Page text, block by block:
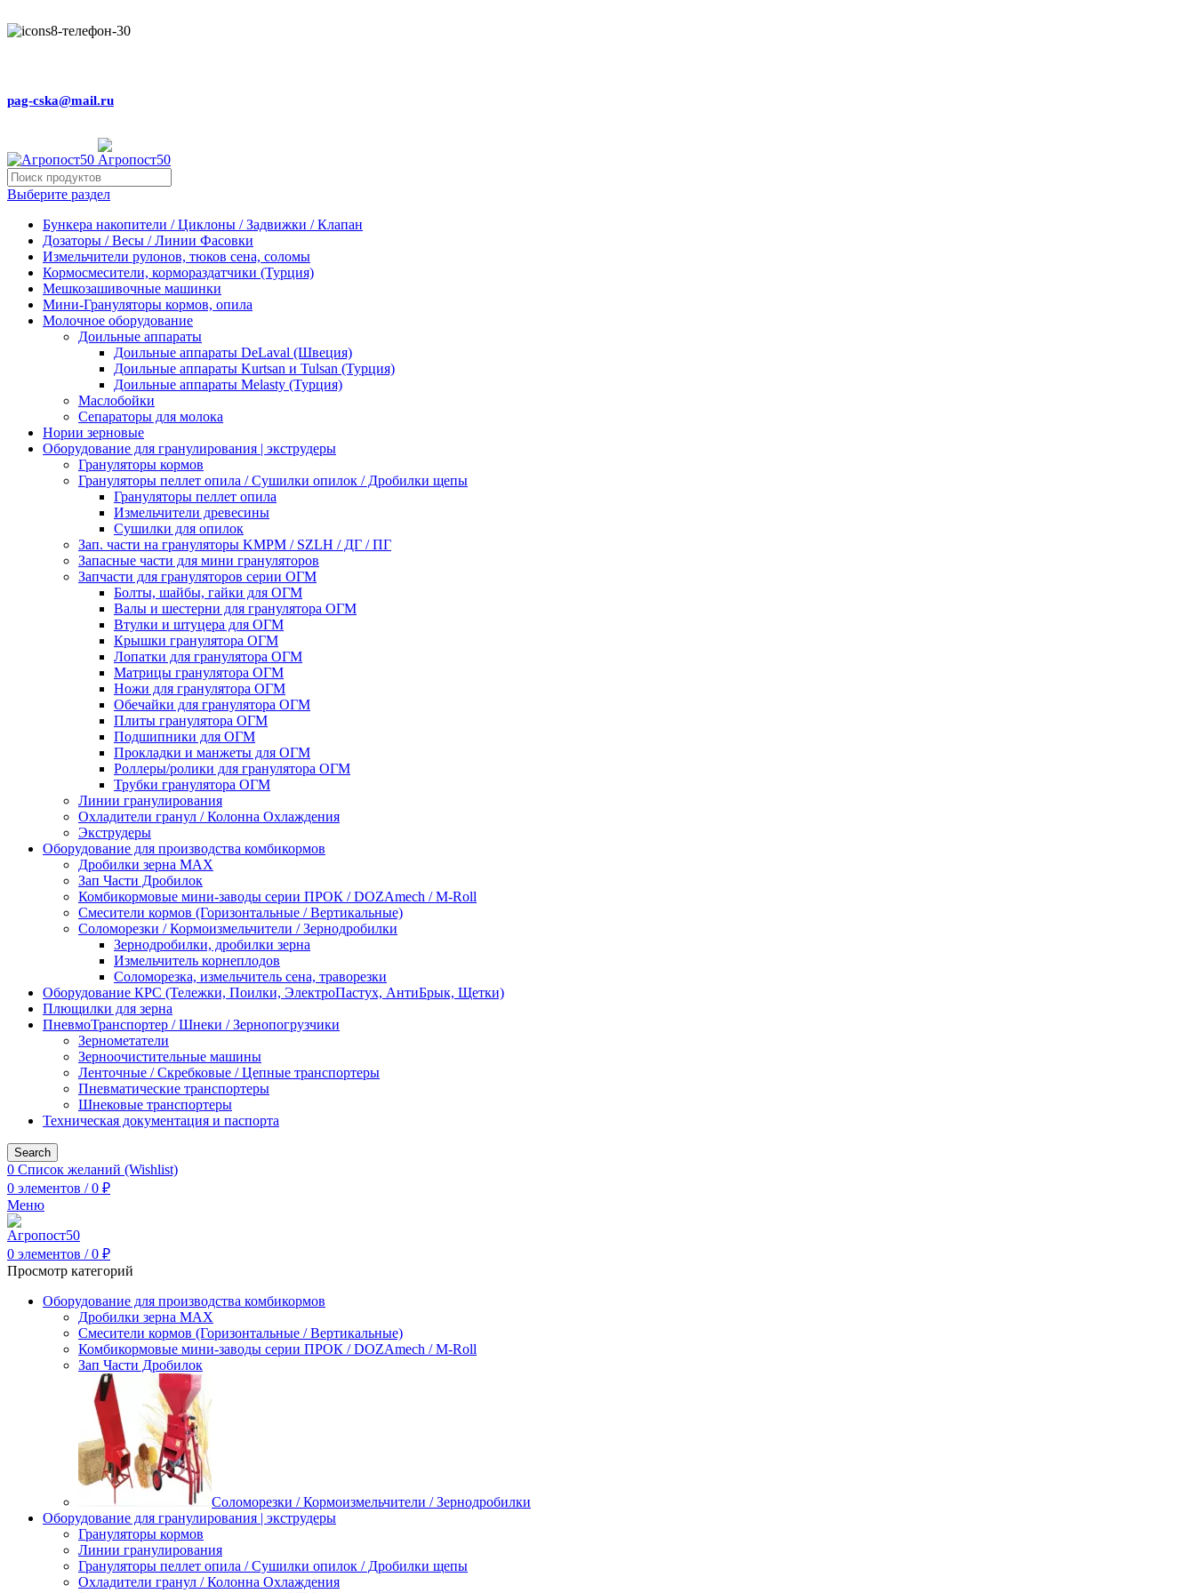
pag-cska@mail.ru
Выберите раздел
Бункера накопители / Циклоны / Задвижки / Клапан
Дозаторы / Весы / Линии Фасовки
Измельчители рулонов, тюков сена, соломы
Кормосмесители, кормораздатчики (Турция)
Мешкозашивочные машинки
Мини-Грануляторы кормов, опила
Молочное оборудование
Доильные аппараты
Доильные аппараты DeLaval (Швеция)
Доильные аппараты Kurtsan и Tulsan (Турция)
Доильные аппараты Melasty (Турция)
Маслобойки
Сепараторы для молока
Нории зерновые
Оборудование для гранулирования | экструдеры
Грануляторы кормов
Грануляторы пеллет опила / Сушилки опилок / Дробилки щепы
Грануляторы пеллет опила
Измельчители древесины
Сушилки для опилок
Зап. части на грануляторы KMPM / SZLH / ДГ / ПГ
Запасные части для мини грануляторов
Запчасти для грануляторов серии ОГМ
Болты, шайбы, гайки для ОГМ
Валы и шестерни для гранулятора ОГМ
Втулки и штуцера для ОГМ
Крышки гранулятора ОГМ
Лопатки для гранулятора ОГМ
Матрицы гранулятора ОГМ
Ножи для гранулятора ОГМ
Обечайки для гранулятора ОГМ
Плиты гранулятора ОГМ
Подшипники для ОГМ
Прокладки и манжеты для ОГМ
Роллеры/ролики для гранулятора ОГМ
Трубки гранулятора ОГМ
Линии гранулирования
Охладители гранул / Колонна Охлаждения
Экструдеры
Оборудование для производства комбикормов
Дробилки зерна МАХ
Зап Части Дробилок
Комбикормовые мини-заводы серии ПРОК / DOZAmech / M-Roll
Смесители кормов (Горизонтальные / Вертикальные)
Соломорезки / Кормоизмельчители / Зернодробилки
Зернодробилки, дробилки зерна
Измельчитель корнеплодов
Соломорезка, измельчитель сена, траворезки
Оборудование КРС (Тележки, Поилки, ЭлектроПастух, АнтиБрык, Щетки)
Плющилки для зерна
ПневмоТранспортер / Шнеки / Зернопогрузчики
Зернометатели
Зерноочистительные машины
Ленточные / Скребковые / Цепные транспортеры
Пневматические транспортеры
Шнековые транспортеры
Техническая документация и паспорта
Search
0 Список желаний (Wishlist)
0 элементов / 0 ₽
Меню
0 элементов / 0 ₽
Просмотр категорий
Оборудование для производства комбикормов
Дробилки зерна МАХ
Смесители кормов (Горизонтальные / Вертикальные)
Комбикормовые мини-заводы серии ПРОК / DOZAmech / M-Roll
Зап Части Дробилок
Соломорезки / Кормоизмельчители / Зернодробилки
Оборудование для гранулирования | экструдеры
Грануляторы кормов
Линии гранулирования
Грануляторы пеллет опила / Сушилки опилок / Дробилки щепы
Охладители гранул / Колонна Охлаждения